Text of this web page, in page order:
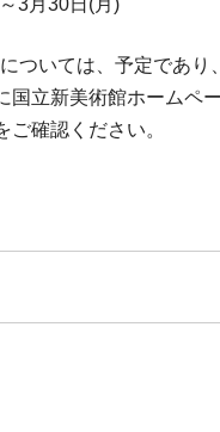
3月30日(月)
ついては、予定であり
国立新美術館ホームペ
ご確認ください。